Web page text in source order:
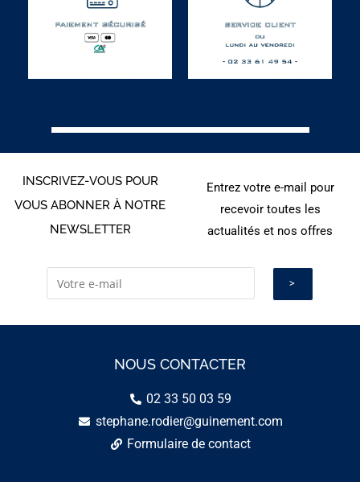
INSCRIVEZ-VOUS POUR
VOUS ABONNER À NOTRE
NEWSLETTER
Entrez votre e-mail pour
recevoir toutes les
actualités et nos offres
NOUS CONTACTER
02 33 50 03 59
stephane.rodier@guinement.com
Formulaire de contact